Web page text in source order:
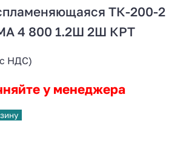
ТК-200-2
4 800 1.2Ш 2Ш КРТ
НДС)
у менеджера